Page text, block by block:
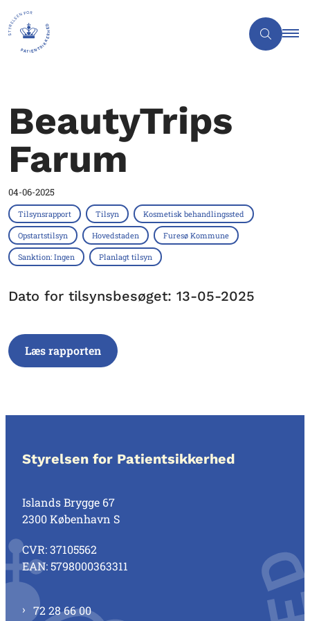
BeautyTrips
Farum
04-06-2025
Tilsynsrapport Tilsyn Kosmetisk behandlingssted
Opstartstilsyn Hovedstaden Furesø Kommune
Sanktion: Ingen Planlagt tilsyn
Dato for tilsynsbesøget: 13-05-2025
Læs rapporten
Styrelsen for Patientsikkerhed
Islands Brygge 67
2300 København S
CVR: 37105562
EAN: 5798000363311
72 28 66 00